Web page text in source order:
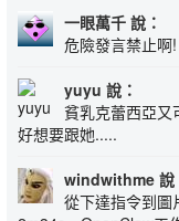
一眼萬千 說：
危險發言禁止啊!
yuyu 說：
貧乳克蕾西亞又
好想要跟她.....
windwithme 說
從下達指令到圖